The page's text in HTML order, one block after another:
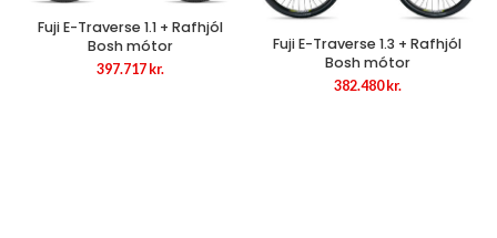
Fuji E-Traverse 1.1 + Rafhjól
Bosh mótor
397.717 kr.
Fuji E-Traverse 1.3 + Rafhjól
Bosh mótor
382.480 kr.